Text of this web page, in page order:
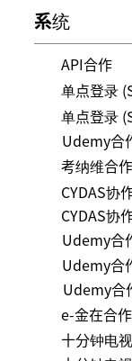
系统
API合作
单点登录
单点登录
Udemy合
考纳维合作
CYDAS协
CYDAS协
Udemy合
Udemy合
Udemy合
e-金在合作
十分钟电